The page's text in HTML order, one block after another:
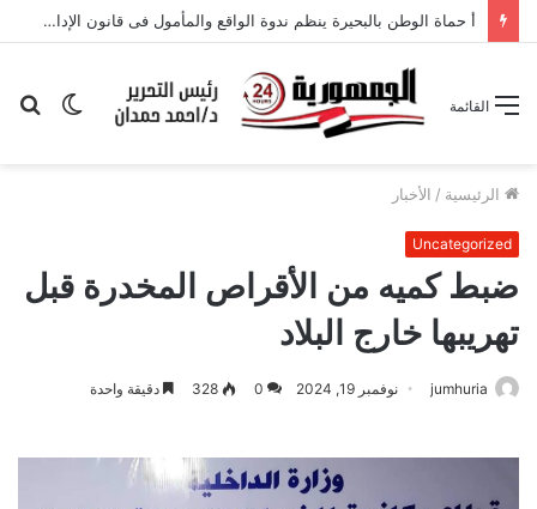
أ حماة الوطن بالبحيرة ينظم ندوة الواقع والمأمول فى قانون الإدارة المحلية
الوضع
القائمة
الرئيسية / الأخبار
Uncategorized
ضبط كميه من الأقراص المخدرة قبل
تهريبها خارج البلاد
jumhuria نوفمبر 19, 2024 0
328 دقيقة واحدة